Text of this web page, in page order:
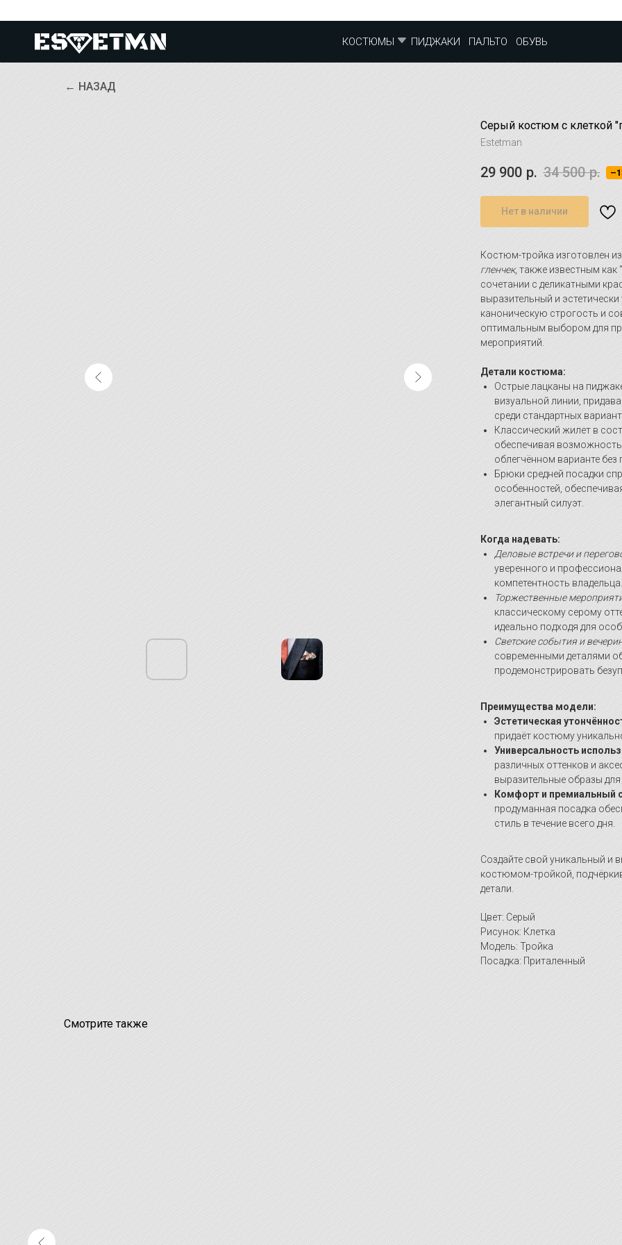
КОСТЮМЫ ПИДЖАКИ ПАЛЬТО ОБУВЬ
← НАЗАД
Серый костюм с клеткой
Estetman
29 900 р. 34 500 р.
Нет в наличии
Костюм-тройка изготовлен
гленчек, также известным
сочетании с деликатными
выразительный и
каноническую строгость и
оптимальным выбором для
мероприятий.
Детали костюма:
Острые лацканы на
визуальной линии,
среди стандартных
Классический жилет в
обеспечивая
облегчённом варианте
Брюки средней посадки
особенностей,
элегантный силуэт.
Когда надевать:
Деловые встречи и
уверенного и
компетентность владельца.
Торжественные
классическому серому
идеально подходя для
Светские события и
современными деталями
продемонстрировать
Преимущества модели:
Эстетическая
придаёт костюму
Универсальность
различных оттенков и
выразительные образы
Комфорт и премиальный
продуманная посадка
стиль в течение всего дня.
Создайте свой уникальный и
костюмом-тройкой,
детали.
Цвет: Серый
Рисунок: Клетка
Модель: Тройка
Посадка: Приталенный
Смотрите также